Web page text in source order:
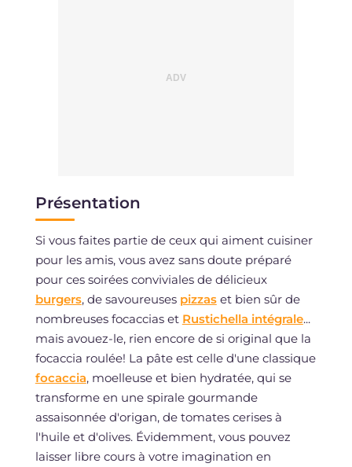
Présentation
Si vous faites partie de ceux qui aiment cuisiner
pour les amis, vous avez sans doute préparé
pour ces soirées conviviales de délicieux
burgers, de savoureuses pizzaset bien sûr de
nombreuses focaccias et Rustichella intégrale...
mais avouez-le, rien encore de si original que la
focaccia roulée! La pâte est celle d'une classique
focaccia, moelleuse et bien hydratée, qui se
transforme en une spirale gourmande
assaisonnée d'origan, de tomates cerises à
l'huile et d'olives. Évidemment, vous pouvez
laisser libre cours à votre imagination en